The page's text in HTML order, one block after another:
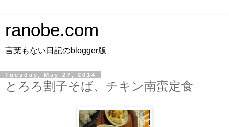
ranobe.com
言葉もない日記のblogger版
Tuesday, May 27, 2014
とろろ割子そば、チキン南蛮定食